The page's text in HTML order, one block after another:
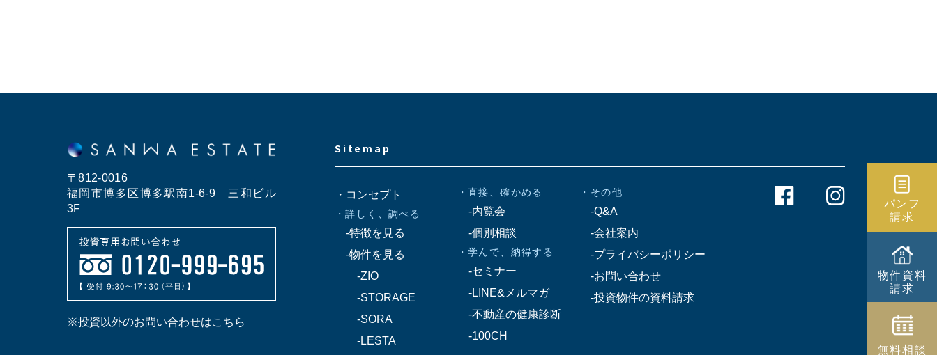
パンフ
請求
物件資料
請求
無料相談
〒812-0016
福岡市博多区博多駅南1-6-9 三和ビル
3F
※投資以外のお問い合わせはこちら
Sitemap
・コンセプト
・詳しく、調べる
-特徴を見る
-物件を見る
-ZIO
-STORAGE
-SORA
-LESTA
・直接、確かめる
-内覧会
-個別相談
・学んで、納得する
-セミナー
-LINE&メルマガ
-不動産の健康診断
-100CH
・その他
-Q&A
-会社案内
-プライバシーポリシー
-お問い合わせ
-投資物件の資料請求